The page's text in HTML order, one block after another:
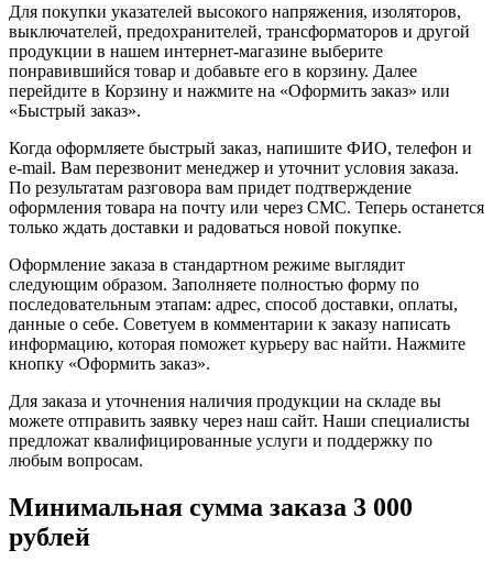
Для покупки указателей высокого напряжения, изоляторов,
выключателей, предохранителей, трансформаторов и другой
продукции в нашем интернет-магазине выберите
понравившийся товар и добавьте его в корзину. Далее
перейдите в Корзину и нажмите на «Оформить заказ» или
«Быстрый заказ».
Когда оформляете быстрый заказ, напишите ФИО, телефон и
e-mail. Вам перезвонит менеджер и уточнит условия заказа.
По результатам разговора вам придет подтверждение
оформления товара на почту или через СМС. Теперь останется
только ждать доставки и радоваться новой покупке.
Оформление заказа в стандартном режиме выглядит
следующим образом. Заполняете полностью форму по
последовательным этапам: адрес, способ доставки, оплаты,
данные о себе. Советуем в комментарии к заказу написать
информацию, которая поможет курьеру вас найти. Нажмите
кнопку «Оформить заказ».
Для заказа и уточнения наличия продукции на складе вы
можете отправить заявку через наш сайт. Наши специалисты
предложат квалифицированные услуги и поддержку по
любым вопросам.
Минимальная сумма заказа 3 000
рублей